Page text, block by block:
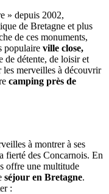
» depuis 2002,
de Bretagne et plus
de ces monuments,
populaire ville close,
de détente, de loisir et
les merveilles à découvrir
camping près de
à montrer à ses
fierté des Concarnois. En
offre une multitude
séjour en Bretagne.
: